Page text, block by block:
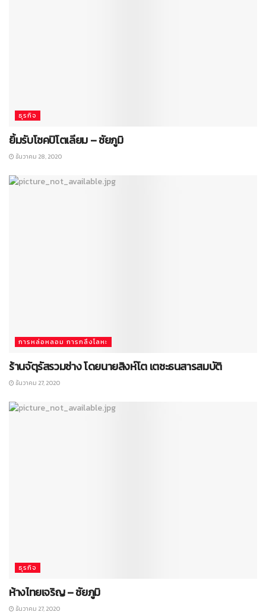
ธุรกิจ
ยิ้มรับโชคปิโตเลียม – ชัยภูมิ
ธันวาคม 28, 2020
การหล่อหลอม การกลึงโลหะ
ร้านจัตุรัสรวมช่าง โดยนายสิงห์โต เตชะธนสารสมบัติ
ธันวาคม 27, 2020
ธุรกิจ
ห้างไทยเจริญ – ชัยภูมิ
ธันวาคม 27, 2020